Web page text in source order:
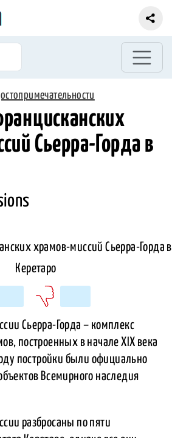
Сьерра-Горда в
Сьерра-Горда – комплекс
построенных в начале XIX века
постройки были официально
Всемирного наследия
разбросаны по пяти